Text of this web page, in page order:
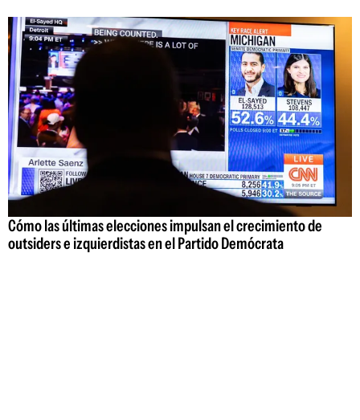
Cómo las últimas elecciones impulsan el crecimiento de
outsiders e izquierdistas en el Partido Demócrata